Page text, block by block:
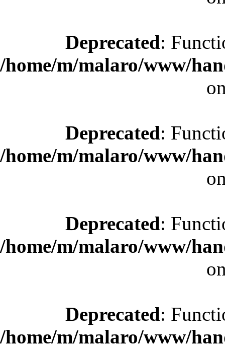
Deprecated:
/home/m/malaro/www/
Deprecated:
/home/m/malaro/www/
Deprecated:
/home/m/malaro/www/
Deprecated:
/home/m/malaro/www/